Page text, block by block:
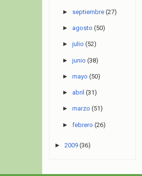
► septiembre (27)
► agosto (50)
► julio (52)
► junio (38)
► mayo (50)
► abril (31)
► marzo (51)
► febrero (26)
► 2009 (36)